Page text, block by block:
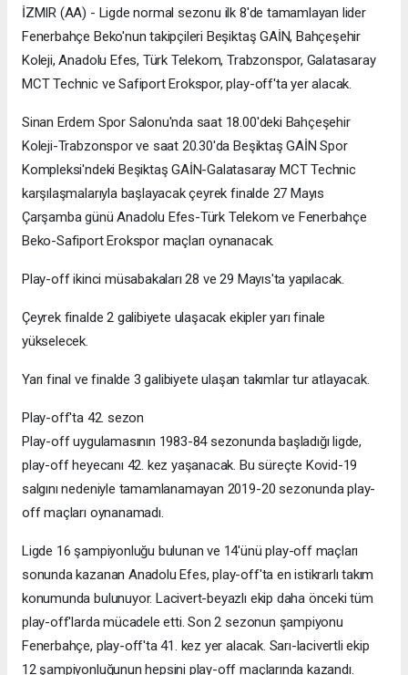
İZMIR (AA) - Ligde normal sezonu ilk 8'de tamamlayan lider
Fenerbahçe Beko'nun takipçileri Beşiktaş GAİN, Bahçeşehir
Koleji, Anadolu Efes, Türk Telekom, Trabzonspor, Galatasaray
MCT Technic ve Safiport Erokspor, play-off'ta yer alacak.
Sinan Erdem Spor Salonu'nda saat 18.00'deki Bahçeşehir
Koleji-Trabzonspor ve saat 20.30'da Beşiktaş GAİN Spor
Kompleksi'ndeki Beşiktaş GAİN-Galatasaray MCT Technic
karşılaşmalarıyla başlayacak çeyrek finalde 27 Mayıs
Çarşamba günü Anadolu Efes-Türk Telekom ve Fenerbahçe
Beko-Safiport Erokspor maçları oynanacak.
Play-off ikinci müsabakaları 28 ve 29 Mayıs'ta yapılacak.
Çeyrek finalde 2 galibiyete ulaşacak ekipler yarı finale
yükselecek.
Yarı final ve finalde 3 galibiyete ulaşan takımlar tur atlayacak.
Play-off'ta 42. sezon
Play-off uygulamasının 1983-84 sezonunda başladığı ligde,
play-off heyecanı 42. kez yaşanacak. Bu süreçte Kovid-19
salgını nedeniyle tamamlanamayan 2019-20 sezonunda play-
off maçları oynanamadı.
Ligde 16 şampiyonluğu bulunan ve 14'ünü play-off maçları
sonunda kazanan Anadolu Efes, play-off'ta en istikrarlı takım
konumunda bulunuyor. Lacivert-beyazlı ekip daha önceki tüm
play-off'larda mücadele etti. Son 2 sezonun şampiyonu
Fenerbahçe, play-off'ta 41. kez yer alacak. Sarı-lacivertli ekip
12 şampiyonluğunun hepsini play-off maçlarında kazandı.